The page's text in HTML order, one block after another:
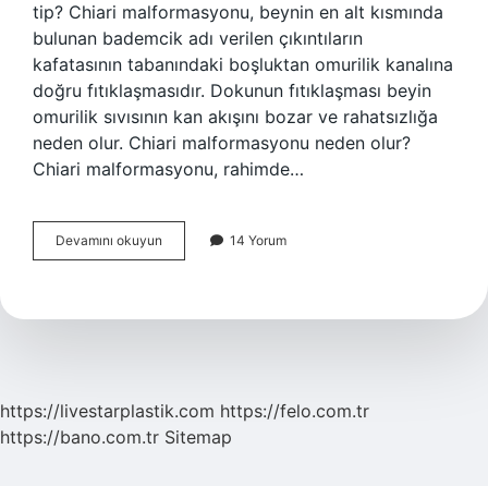
tip? Chiari malformasyonu, beynin en alt kısmında
bulunan bademcik adı verilen çıkıntıların
kafatasının tabanındaki boşluktan omurilik kanalına
doğru fıtıklaşmasıdır. Dokunun fıtıklaşması beyin
omurilik sıvısının kan akışını bozar ve rahatsızlığa
neden olur. Chiari malformasyonu neden olur?
Chiari malformasyonu, rahimde…
Devamını okuyun
Tip
14 Yorum
https://livestarplastik.com https://felo.com.tr
https://bano.com.tr Sitemap